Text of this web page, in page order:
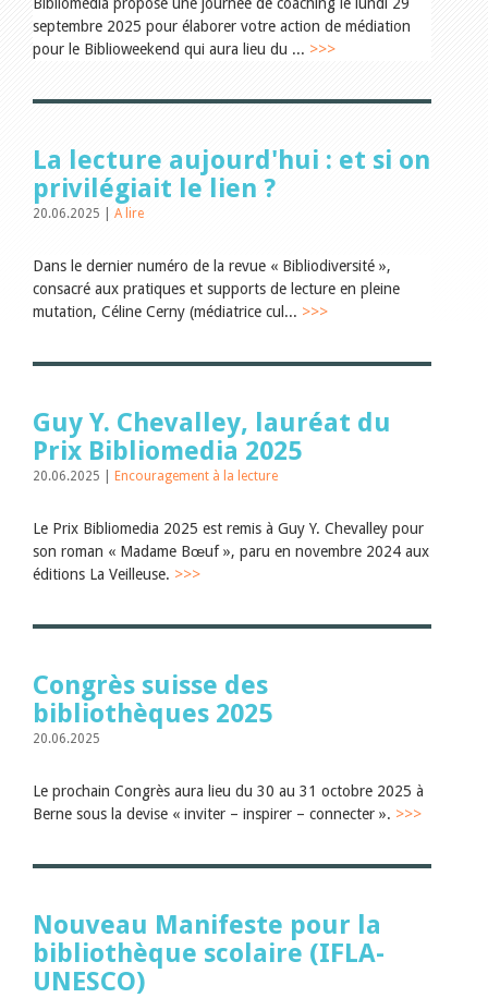
Du monde entier
Divers
Tags
Auteurs
Julie Greub
Sibylle Birrer
Maria Aellig-Abate
Aline Yeretzian
Markus Jost
Brigitte Burri
Tous les auteurs
Archives
Mars 2026
Décembre 2025
Novembre 2025
Février 2025
Janvier 2025
2024
2023
2021
2020
2017
2014
2013
2012
septembre 2025 pour élaborer votre action de médiation
pour le Biblioweekend qui aura lieu du ... >>>
La lecture aujourd'hui : et si on
privilégiait le lien ?
20.06.2025 | A lire
Dans le dernier numéro de la revue « Bibliodiversité »,
consacré aux pratiques et supports de lecture en pleine
mutation, Céline Cerny (médiatrice cul... >>>
Guy Y. Chevalley, lauréat du
Prix Bibliomedia 2025
20.06.2025 | Encouragement à la lecture
Le Prix Bibliomedia 2025 est remis à Guy Y. Chevalley pour
son roman « Madame Bœuf », paru en novembre 2024 aux
éditions La Veilleuse. >>>
Congrès suisse des
bibliothèques 2025
20.06.2025
Le prochain Congrès aura lieu du 30 au 31 octobre 2025 à
Berne sous la devise « inviter – inspirer – connecter ». >>>
Nouveau Manifeste pour la
bibliothèque scolaire (IFLA-
UNESCO)